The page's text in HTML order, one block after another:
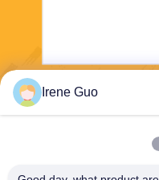
Irene Guo